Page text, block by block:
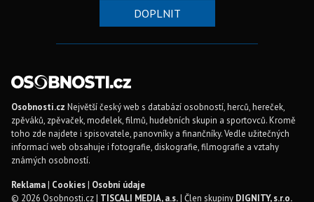
DOPLNIT
Osobnosti.cz Největší český web s databází osobností, herců, hereček,
zpěváků, zpěvaček, modelek, filmů, hudebních skupin a sportovců. Kromě
toho zde najdete i spisovatele, panovníky a finančníky. Vedle užitečných
informací web obsahuje i fotografie, diskografie, filmografie a vztahy
známých osobností.
Reklama| Cookies| Osobní údaje
© 2026 Osobnosti.cz | TISCALI MEDIA, a.s.| Člen skupiny DIGNITY, s.r.o.